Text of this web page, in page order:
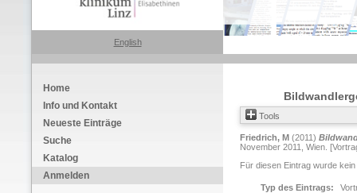
English
Home
Info und Kontakt
Neueste Einträge
Suche
Katalog
Anmelden
Tools
Friedrich, M (2011)
November 2011, Wien.
Für diesen Eintrag wurde
Typ des Eintrags: